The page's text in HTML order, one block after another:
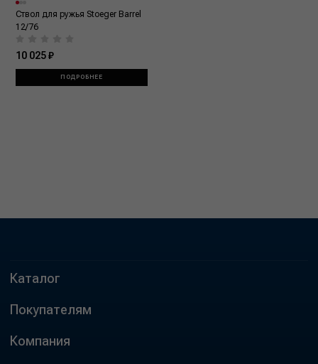
Ствол для ружья Stoeger Barrel
12/76
10 025 ₽
ПОДРОБНЕЕ
Каталог
Покупателям
Компания